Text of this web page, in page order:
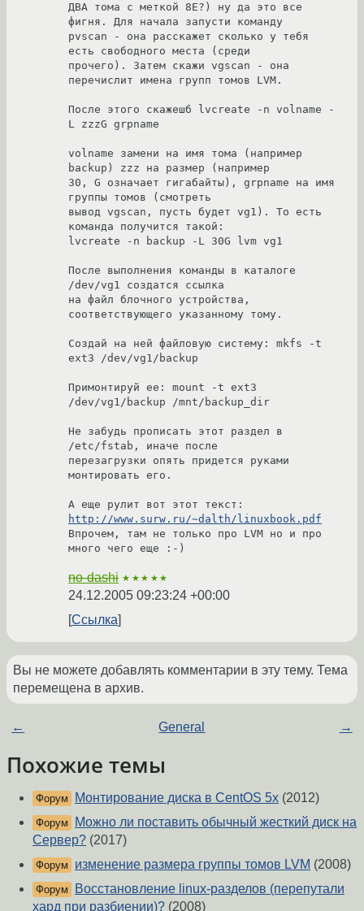
ДВА тома с меткой 8E?) ну да это все
фигня. Для начала запусти команду
pvscan - она расскажет сколько у тебя
есть свободного места (среди
прочего). Затем скажи vgscan - она
перечислит имена групп томов LVM.
После этого скажешб lvcreate -n volname -
L zzzG grpname
volname замени на имя тома (например
backup) zzz на размер (например
30, G означает гигабайты), grpname на имя
группы томов (смотреть
вывод vgscan, пусть будет vg1). То есть
команда получится такой:
lvcreate -n backup -L 30G lvm vg1
После выполнения команды в каталоге
/dev/vg1 создатся ссылка
на файл блочного устройства,
соответствующего указанному тому.
Создай на ней файловую систему: mkfs -t
ext3 /dev/vg1/backup
Примонтируй ее: mount -t ext3
/dev/vg1/backup /mnt/backup_dir
Не забудь прописать этот раздел в
/etc/fstab, иначе после
перезагрузки опять придется руками
монтировать его.
http://www.surw.ru/~dalth/linuxbook.pdf
Впрочем, там не только про LVM но и про
много чего еще :-)
no-dashi ★★★★★
24.12.2005 09:23:24 +00:00
Ссылка
Вы не можете добавлять комментарии в эту тему. Тема
перемещена в архив.
← General →
Похожие темы
Форум Монтирование диска в CentOS 5x (2012)
Форум
Можно ли поставить обычный жесткий диск на
Сервер? (2017)
Форум изменение размера группы томов LVM (2008)
Форум
Восстановление linux-разделов (перепутали
хард при разбиении)? (2008)